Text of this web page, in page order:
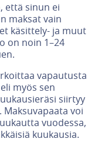
että sinun ei
maksat vain
käsittely- ja muut
on noin 1–24
vapautusta
myös sen
siirtyy
voi
vuodessa,
kuukausia.